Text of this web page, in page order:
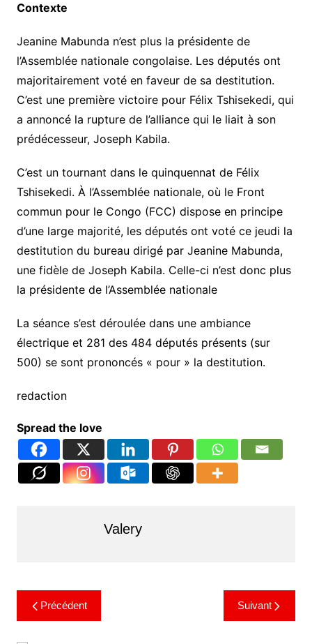
Contexte
Jeanine Mabunda n’est plus la présidente de
l’Assemblée nationale congolaise. Les députés ont
majoritairement voté en faveur de sa destitution.
C’est une première victoire pour Félix Tshisekedi, qui
a annoncé la rupture de l’alliance qui le liait à son
prédécesseur, Joseph Kabila.
C’est un tournant dans le quinquennat de Félix
Tshisekedi. À l’Assemblée nationale, où le Front
commun pour le Congo (FCC) dispose en principe
d’une large majorité, les députés ont voté ce jeudi la
destitution du bureau dirigé par Jeanine Mabunda,
une fidèle de Joseph Kabila. Celle-ci n’est donc plus
la présidente de l’Assemblée nationale
La séance s’est déroulée dans une ambiance
électrique et 281 des 484 députés présents (sur
500) se sont prononcés « pour » la destitution.
redaction
Spread the love
Valery
Précédent Suivant